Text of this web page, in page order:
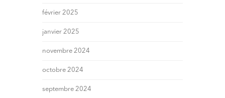
février 2025
janvier 2025
novembre 2024
octobre 2024
septembre 2024